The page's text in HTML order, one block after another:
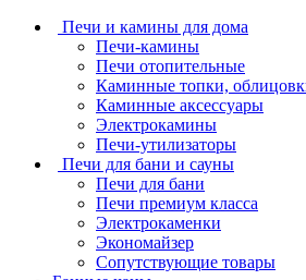
Печи и камины для дома
Печи-камины
Печи отопительные
Каминные топки,
Каминные аксессуары
Электрокамины
Печи-утилизаторы
Печи для бани и сауны
Печи для бани
Печи премиум класса
Электрокаменки
Экономайзер
Сопутствующие товары